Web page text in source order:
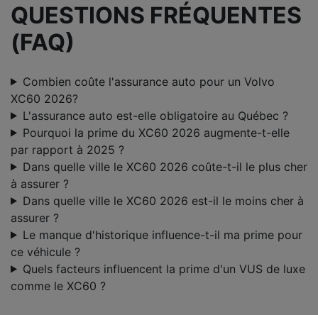
QUESTIONS FRÉQUENTES
(FAQ)
Combien coûte l'assurance auto pour un Volvo
XC60 2026?
L'assurance auto est-elle obligatoire au Québec ?
Pourquoi la prime du XC60 2026 augmente-t-elle
par rapport à 2025 ?
Dans quelle ville le XC60 2026 coûte-t-il le plus cher
à assurer ?
Dans quelle ville le XC60 2026 est-il le moins cher à
assurer ?
Le manque d'historique influence-t-il ma prime pour
ce véhicule ?
Quels facteurs influencent la prime d'un VUS de luxe
comme le XC60 ?